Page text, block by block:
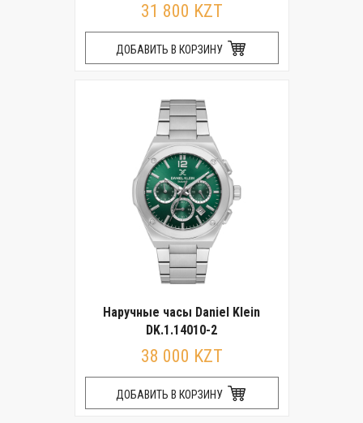
31 800 KZT
ДОБАВИТЬ В КОРЗИНУ
Наручные часы Daniel Klein
DK.1.14010-2
38 000 KZT
ДОБАВИТЬ В КОРЗИНУ